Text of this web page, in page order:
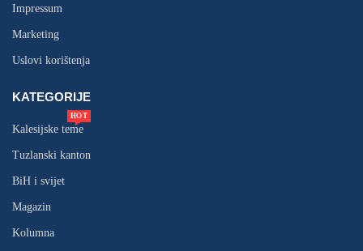
Impressum
Marketing
Uslovi korištenja
KATEGORIJE
Kalesijske teme
HOT
Tuzlanski kanton
BiH i svijet
Magazin
Kolumna